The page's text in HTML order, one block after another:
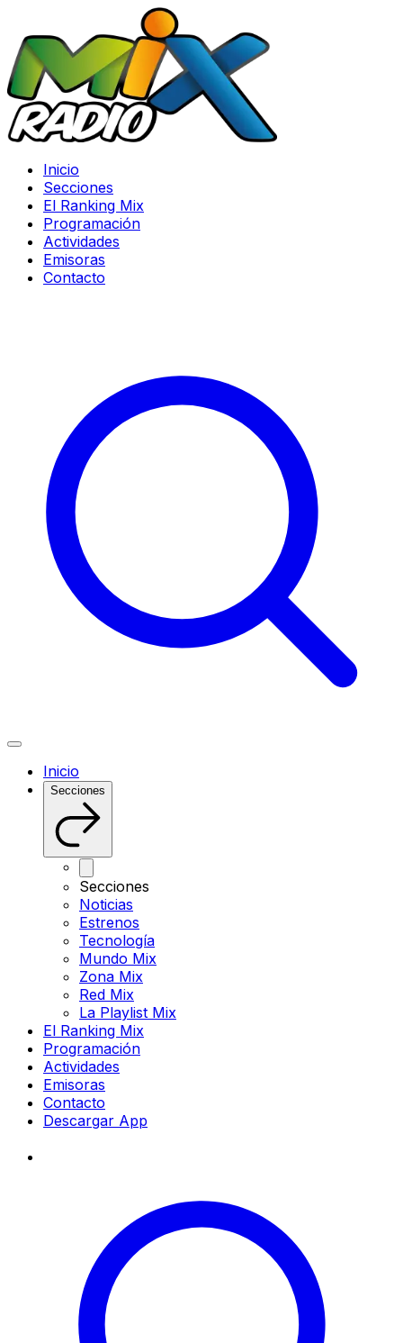
Inicio
Secciones
El Ranking Mix
Programación
Actividades
Emisoras
Contacto
Inicio
Secciones
Secciones
Noticias
Estrenos
Tecnología
Mundo Mix
Zona Mix
Red Mix
La Playlist Mix
El Ranking Mix
Programación
Actividades
Emisoras
Contacto
Descargar App